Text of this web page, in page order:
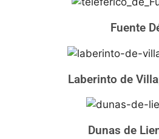
Fuente
Laberinto de
Dunas de